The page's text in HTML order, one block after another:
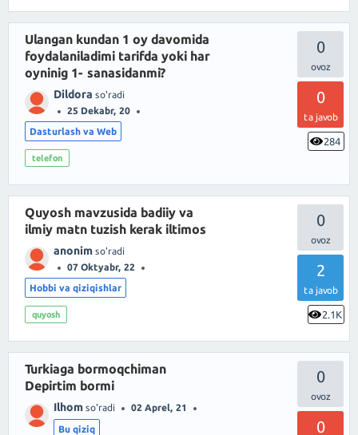
0
0
ta javob
284
Ulangan kundan 1 oy davomida
foydalaniladimi tarifda yoki har
oyninig 1- sanasidanmi?
Dildora so'radi
25 Dekabr, 20
Dasturlash va Web
telefon
0
2
ta javob
2.1K
Quyosh mavzusida badiiy va
ilmiy matn tuzish kerak iltimos
anonim so'radi
07 Oktyabr, 22
Hobbi va qiziqishlar
quyosh
0
0
Turkiaga bormoqchiman
Depirtim bormi
Ilhom so'radi 02 Aprel, 21
Bu qiziq